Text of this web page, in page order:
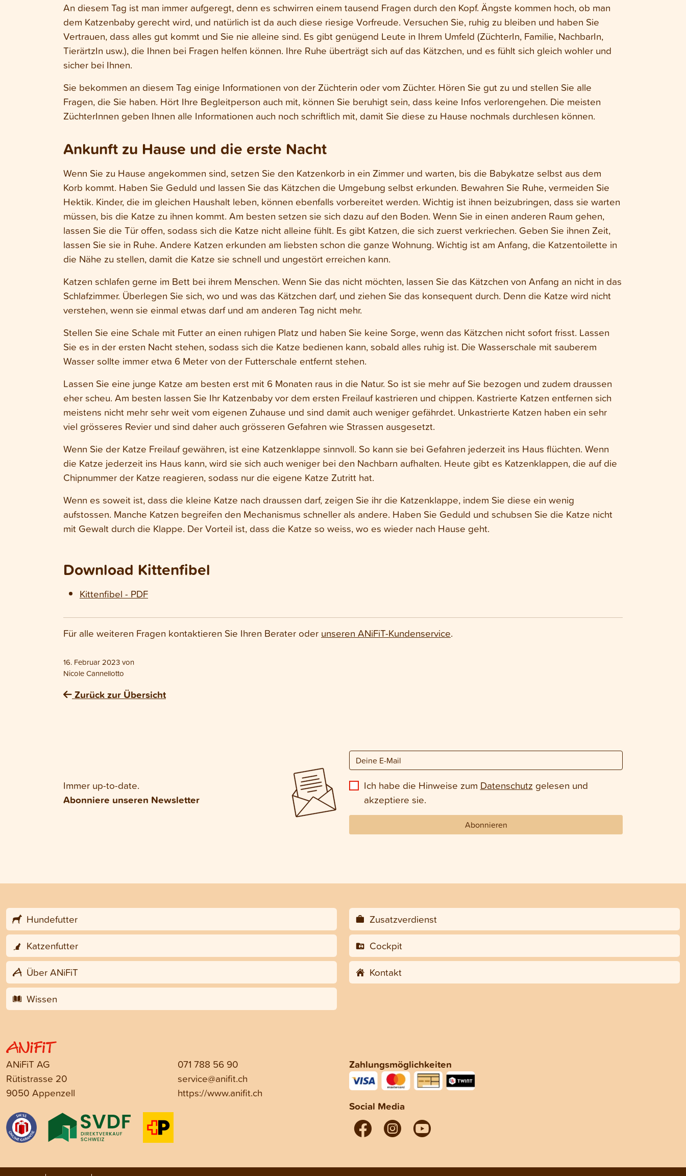
An diesem Tag ist man immer aufgeregt, denn es schwirren einem tausend Fragen durch den Kopf. Ängste kommen hoch, ob man
dem Katzenbaby gerecht wird, und natürlich ist da auch diese riesige Vorfreude. Versuchen Sie, ruhig zu bleiben und haben Sie
Vertrauen, dass alles gut kommt und Sie nie alleine sind. Es gibt genügend Leute in Ihrem Umfeld (ZüchterIn, Familie, NachbarIn,
TierärtzIn usw.), die Ihnen bei Fragen helfen können. Ihre Ruhe überträgt sich auf das Kätzchen, und es fühlt sich gleich wohler und
sicher bei Ihnen.
Sie bekommen an diesem Tag einige Informationen von der Züchterin oder vom Züchter. Hören Sie gut zu und stellen Sie alle
Fragen, die Sie haben. Hört Ihre Begleitperson auch mit, können Sie beruhigt sein, dass keine Infos verlorengehen. Die meisten
ZüchterInnen geben Ihnen alle Informationen auch noch schriftlich mit, damit Sie diese zu Hause nochmals durchlesen können.
Ankunft zu Hause und die erste Nacht
Wenn Sie zu Hause angekommen sind, setzen Sie den Katzenkorb in ein Zimmer und warten, bis die Babykatze selbst aus dem
Korb kommt. Haben Sie Geduld und lassen Sie das Kätzchen die Umgebung selbst erkunden. Bewahren Sie Ruhe, vermeiden Sie
Hektik. Kinder, die im gleichen Haushalt leben, können ebenfalls vorbereitet werden. Wichtig ist ihnen beizubringen, dass sie warten
müssen, bis die Katze zu ihnen kommt. Am besten setzen sie sich dazu auf den Boden. Wenn Sie in einen anderen Raum gehen,
lassen Sie die Tür offen, sodass sich die Katze nicht alleine fühlt. Es gibt Katzen, die sich zuerst verkriechen. Geben Sie ihnen Zeit,
lassen Sie sie in Ruhe. Andere Katzen erkunden am liebsten schon die ganze Wohnung. Wichtig ist am Anfang, die Katzentoilette in
die Nähe zu stellen, damit die Katze sie schnell und ungestört erreichen kann.
Katzen schlafen gerne im Bett bei ihrem Menschen. Wenn Sie das nicht möchten, lassen Sie das Kätzchen von Anfang an nicht in das
Schlafzimmer. Überlegen Sie sich, wo und was das Kätzchen darf, und ziehen Sie das konsequent durch. Denn die Katze wird nicht
verstehen, wenn sie einmal etwas darf und am anderen Tag nicht mehr.
Stellen Sie eine Schale mit Futter an einen ruhigen Platz und haben Sie keine Sorge, wenn das Kätzchen nicht sofort frisst. Lassen
Sie es in der ersten Nacht stehen, sodass sich die Katze bedienen kann, sobald alles ruhig ist. Die Wasserschale mit sauberem
Wasser sollte immer etwa 6 Meter von der Futterschale entfernt stehen.
Lassen Sie eine junge Katze am besten erst mit 6 Monaten raus in die Natur. So ist sie mehr auf Sie bezogen und zudem draussen
eher scheu. Am besten lassen Sie Ihr Katzenbaby vor dem ersten Freilauf kastrieren und chippen. Kastrierte Katzen entfernen sich
meistens nicht mehr sehr weit vom eigenen Zuhause und sind damit auch weniger gefährdet. Unkastrierte Katzen haben ein sehr
viel grösseres Revier und sind daher auch grösseren Gefahren wie Strassen ausgesetzt.
Wenn Sie der Katze Freilauf gewähren, ist eine Katzenklappe sinnvoll. So kann sie bei Gefahren jederzeit ins Haus flüchten. Wenn
die Katze jederzeit ins Haus kann, wird sie sich auch weniger bei den Nachbarn aufhalten. Heute gibt es Katzenklappen, die auf die
Chipnummer der Katze reagieren, sodass nur die eigene Katze Zutritt hat.
Wenn es soweit ist, dass die kleine Katze nach draussen darf, zeigen Sie ihr die Katzenklappe, indem Sie diese ein wenig
aufstossen. Manche Katzen begreifen den Mechanismus schneller als andere. Haben Sie Geduld und schubsen Sie die Katze nicht
mit Gewalt durch die Klappe. Der Vorteil ist, dass die Katze so weiss, wo es wieder nach Hause geht.
Download Kittenfibel
Kittenfibel - PDF
Für alle weiteren Fragen kontaktieren Sie Ihren Berater oder unseren ANiFiT-Kundenservice.
16. Februar 2023von
Nicole Cannellotto
Zurück zur Übersicht
Immer up-to-date.
Abonniere unseren Newsletter
Ich habe die Hinweise zum Datenschutz gelesen und
akzeptiere sie.
Abonnieren
Hundefutter
Katzenfutter
Über ANiFiT
Wissen
Zusatzverdienst
Cockpit
Kontakt
ANiFiT AG
Rütistrasse 20
9050 Appenzell
071 788 56 90
service@anifit.ch
https://www.anifit.ch
Zahlungsmöglichkeiten
Social Media